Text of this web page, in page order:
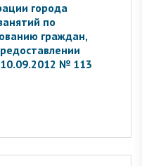
города
по
граждан,
№ 113